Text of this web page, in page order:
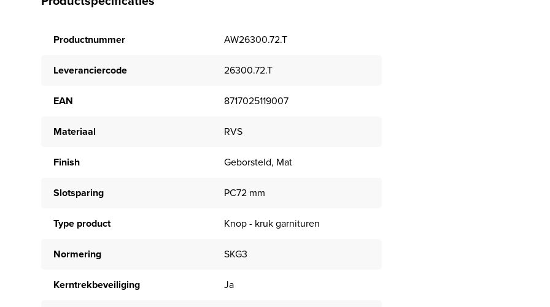
Productnummer AW26300.72.T
Leveranciercode 26300.72.T
EAN 8717025119007
Materiaal RVS
Finish Geborsteld, Mat
Slotsparing PC72 mm
Type product Knop - kruk garnituren
Normering SKG3
Kerntrekbeveiliging Ja